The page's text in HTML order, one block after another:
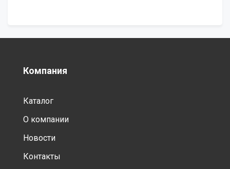
Компания
Каталог
О компании
Новости
Контакты